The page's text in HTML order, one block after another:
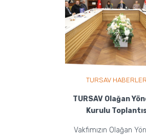
TURSAV
TURSAV Olağan
Kurulu
Vakfımızın Olağan